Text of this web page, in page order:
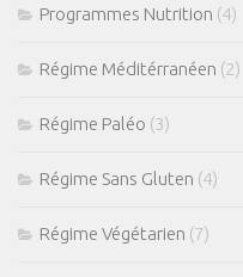
Programmes Nutrition (4)
Régime Méditérranéen (2)
Régime Paléo (3)
Régime Sans Gluten (4)
Régime Végétarien (7)